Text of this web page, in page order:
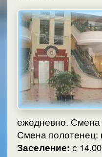
ежедневно. Смена
Смена полотенец:
Заселение: с